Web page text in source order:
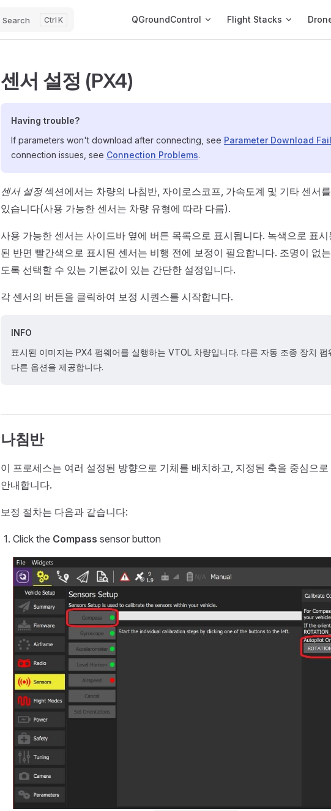
Search K QGroundControl Flight Stacks
센서 설정 (PX4)
Having trouble?
If parameters won't download after connecting, see Parameter Download
connection issues, see Connection Problems.
센서 설정섹션에서는 차량의 나침반, 자이로스코프, 가속도계 및 기타 센서
있습니다(사용 가능한 센서는 차량 유형에 따라 다름).
사용 가능한 센서는 사이드바 옆에 버튼 목록으로 표시됩니다. 녹색으로 표
된 반면 빨간색으로 표시된 센서는 비행 전에 보정이 필요합니다. 조명이 없
도록 선택할 수 있는 기본값이 있는 간단한 설정입니다.
각 센서의 버튼을 클릭하여 보정 시퀀스를 시작합니다.
INFO
표시된 이미지는 PX4 펌웨어를 실행하는 VTOL 차량입니다. 다른 자동 조종 장치
다른 옵션을 제공합니다.
나침반
이 프로세스는 여러 설정된 방향으로 기체를 배치하고, 지정된 축을 중심으
안내합니다.
보정 절차는 다음과 같습니다:
Click the Compass sensor button